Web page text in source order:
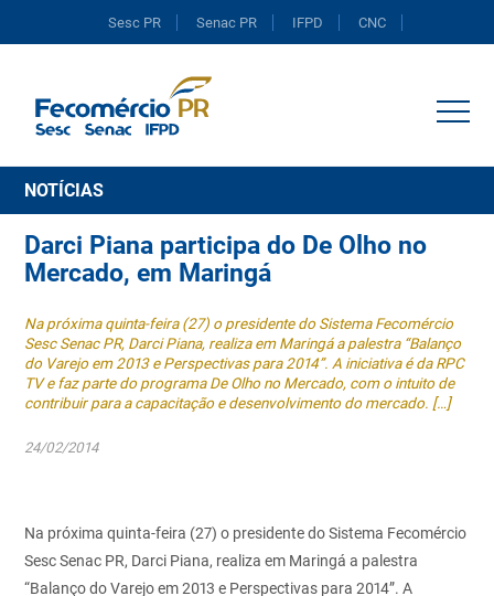
Sesc PR Senac PR IFPD CNC
NOTÍCIAS
Darci Piana participa do De Olho no
Mercado, em Maringá
Na próxima quinta-feira (27) o presidente do Sistema Fecomércio
Sesc Senac PR, Darci Piana, realiza em Maringá a palestra “Balanço
do Varejo em 2013 e Perspectivas para 2014”. A iniciativa é da RPC
TV e faz parte do programa De Olho no Mercado, com o intuito de
contribuir para a capacitação e desenvolvimento do mercado. […]
24/02/2014
Na próxima quinta-feira (27) o presidente do Sistema Fecomércio
Sesc Senac PR, Darci Piana, realiza em Maringá a palestra
“Balanço do Varejo em 2013 e Perspectivas para 2014”. A